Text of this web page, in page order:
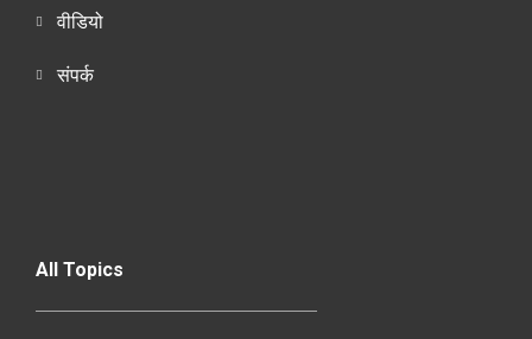
वीडियो
संपर्क
All Topics